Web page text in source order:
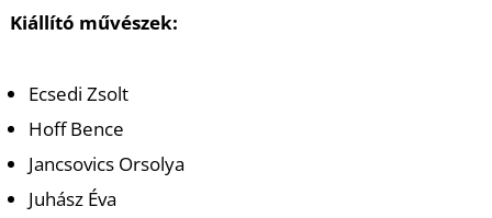
Kiállító művészek:
Ecsedi Zsolt
Hoff Bence
Jancsovics Orsolya
Juhász Éva